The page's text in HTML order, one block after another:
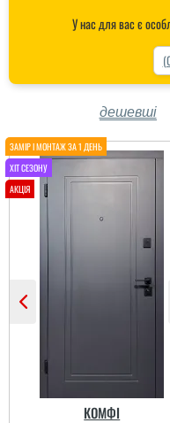
У нас для вас є
дешевші
КОМФІ